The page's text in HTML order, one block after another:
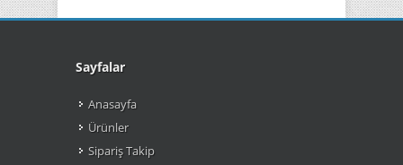
Sayfalar
Anasayfa
Ürünler
Sipariş Takip